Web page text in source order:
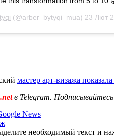
(@arber_bytyqi_mua) 23 Лют
мастер арт-визажа
в Telegram.
News
необходимый текст и